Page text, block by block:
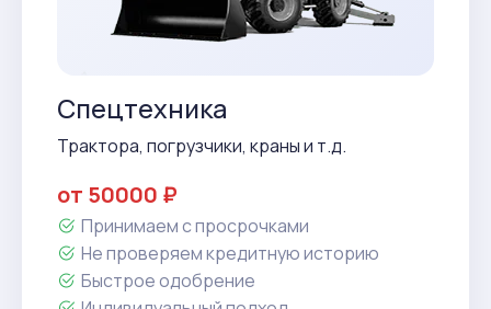
Спецтехника
Трактора, погрузчики, краны и т.д.
от 50000 ₽
Принимаем с просрочками
Не проверяем кредитную историю
Быстрое одобрение